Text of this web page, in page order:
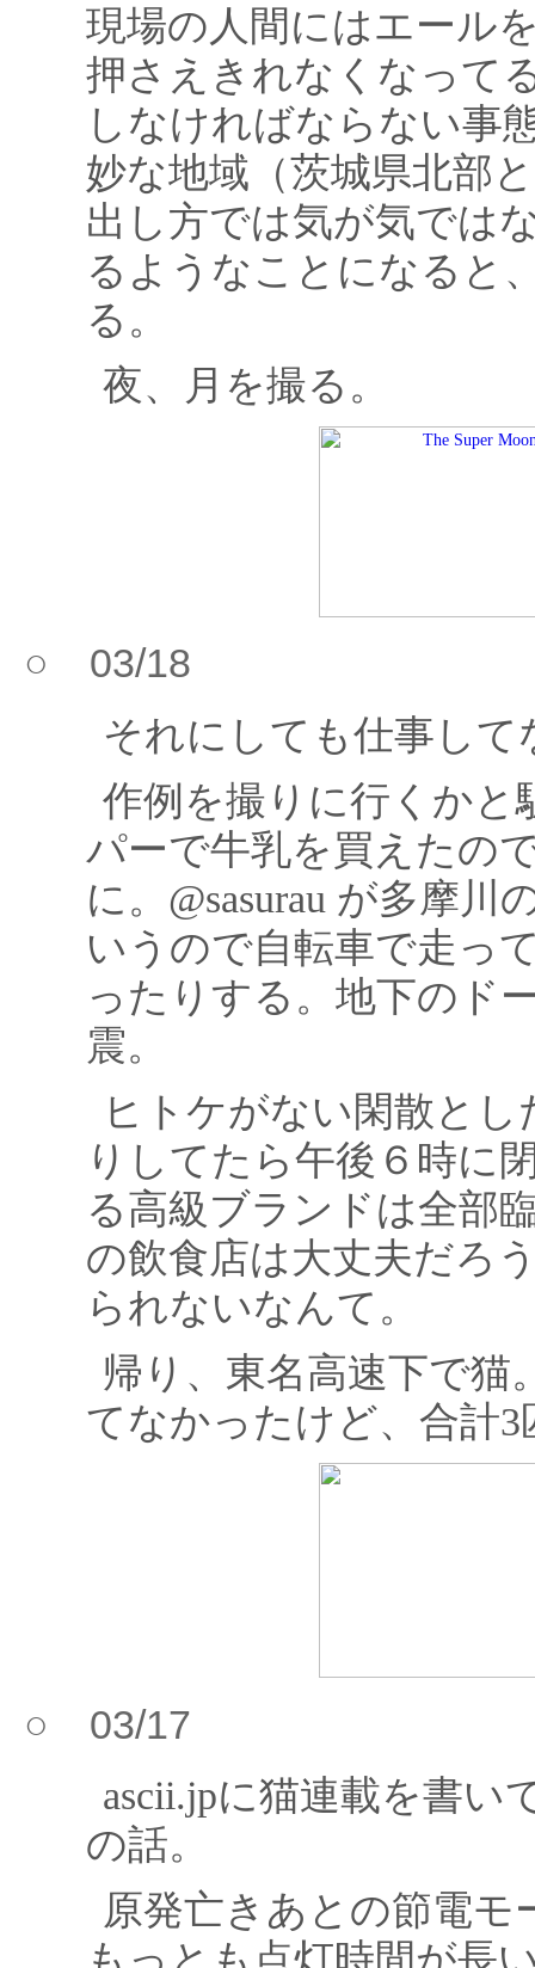
現場の人間にはエール
押さえきれなくなって
しなければならない事
妙な地域（茨城県北部
出し方では気が気では
るようなことになると
る。
夜、月を撮る。
○ 03/18
それにしても仕事して
作例を撮りに行くかと
パーで牛乳を買えたの
に。@sasurau が多摩
いうので自転車で走っ
ったりする。地下のド
震。
ヒトケがない閑散と
りしてたら午後６時に
る高級ブランドは全部
の飲食店は大丈夫だろ
られないなんて。
帰り、東名高速下で猫
てなかったけど、合計
○ 03/17
ascii.jpに猫連載を書い
の話。
原発亡きあとの節電